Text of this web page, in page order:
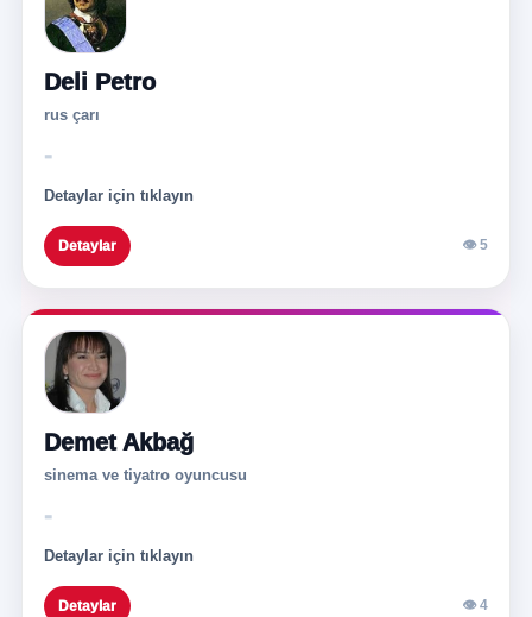
Deli Petro
rus çarı
-
Detaylar için tıklayın
Detaylar 👁 5
Demet Akbağ
sinema ve tiyatro oyuncusu
-
Detaylar için tıklayın
Detaylar 👁 4